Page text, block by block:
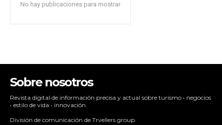
No hay publicaciones para mostrar
Sobre nosotros
Revista digital de información precisa y actual sobre turismo • negocios
• estilo de vida • innovación.
División de comunicación de Trvellers group.